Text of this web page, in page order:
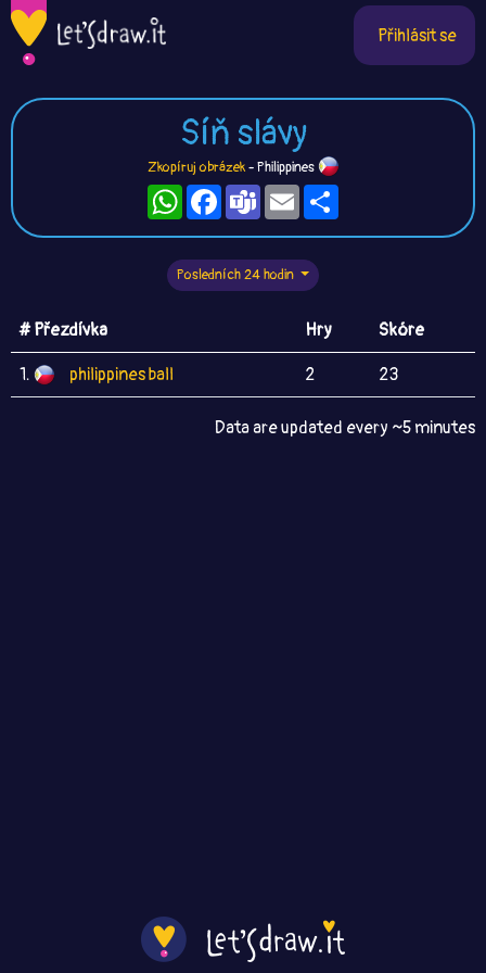
Přihlásit se
Síň slávy
Zkopíruj obrázek- Philippines
WhatsAppFacebook
TeamsEmail
Posledních 24 hodin
# Přezdívka Hry Skóre
1. philippines ball 2 23
Data are updated every ~5 minutes